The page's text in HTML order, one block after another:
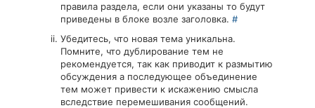
правила раздела, если они указаны то будут
приведены в блоке возле заголовка. #
Убедитесь, что новая тема уникальна.
Помните, что дублирование тем не
рекомендуется, так как приводит к размытию
обсуждения а последующее объединение
тем может привести к искажению смысла
вследствие перемешивания сообщений.